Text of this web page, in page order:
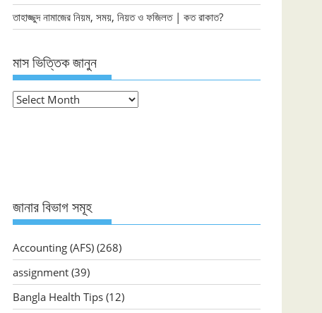
তাহাজ্জুদ নামাজের নিয়ম, সময়, নিয়ত ও ফজিলত | কত রাকাত?
মাস ভিত্তিক জানুন
মাস
জানার বিভাগ সমূহ
Accounting (AFS) (268)
assignment (39)
Bangla Health Tips (12)